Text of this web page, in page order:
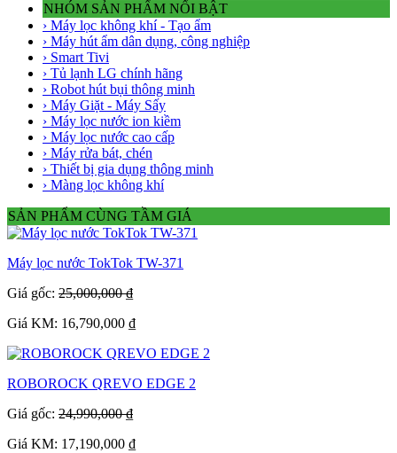
NHÓM SẢN PHẨM NỔI BẬT
› Máy lọc không khí - Tạo ẩm
› Máy hút ẩm dân dụng, công nghiệp
› Smart Tivi
› Tủ lạnh LG chính hãng
› Robot hút bụi thông minh
› Máy Giặt - Máy Sấy
› Máy lọc nước ion kiềm
› Máy lọc nước cao cấp
› Máy rửa bát, chén
› Thiết bị gia dụng thông minh
› Màng lọc không khí
SẢN PHẨM CÙNG TẦM GIÁ
Máy lọc nước TokTok TW-371
Giá gốc: 25,000,000 ₫
Giá KM: 16,790,000 ₫
ROBOROCK QREVO EDGE 2
Giá gốc: 24,990,000 ₫
Giá KM: 17,190,000 ₫